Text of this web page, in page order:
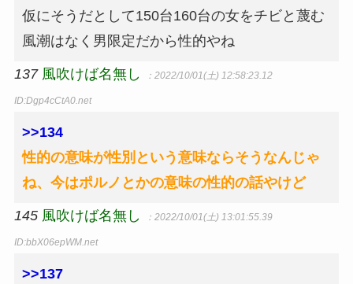
仮にそうだとして150台160台の女をチビと蔑む
風潮はなく男限定だから性的やね
137 風吹けば名無し ：2022/10/01(土) 12:58:23.12
ID:Dgp4cCtA0.net
>>134
性的の意味が性別という意味ならそうなんじゃ
ね、今はポルノとかの意味の性的の話やけど
145 風吹けば名無し ：2022/10/01(土) 13:01:55.39
ID:bbX06epWM.net
>>137